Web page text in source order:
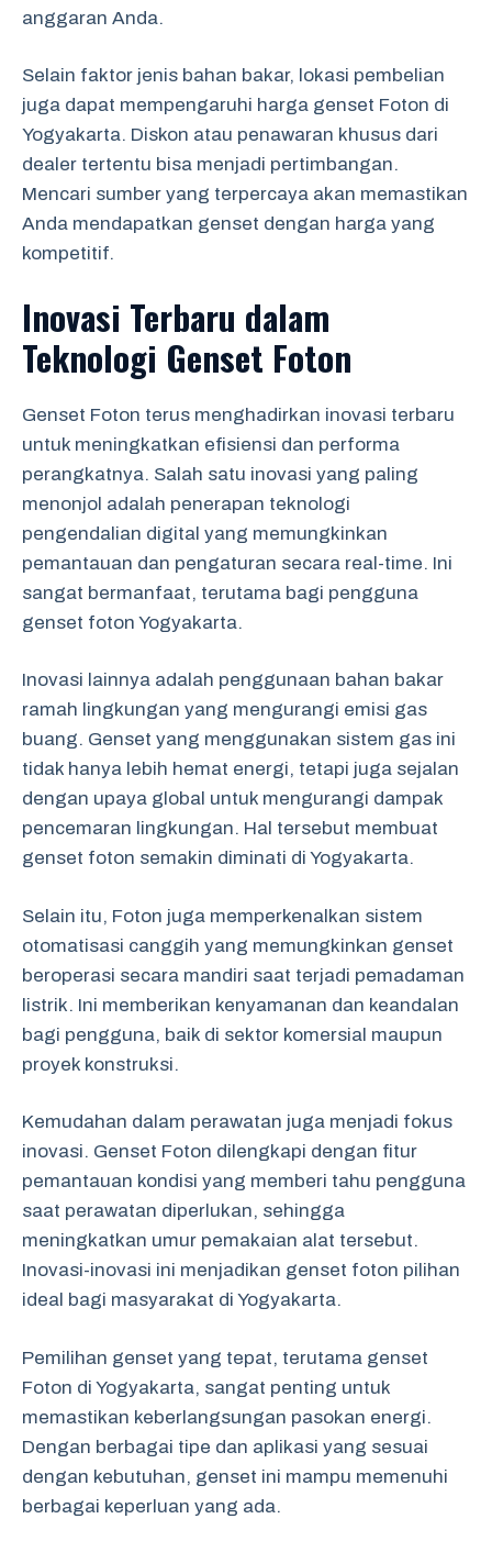
anggaran Anda.
Selain faktor jenis bahan bakar, lokasi pembelian
juga dapat mempengaruhi harga genset Foton di
Yogyakarta. Diskon atau penawaran khusus dari
dealer tertentu bisa menjadi pertimbangan.
Mencari sumber yang terpercaya akan memastikan
Anda mendapatkan genset dengan harga yang
kompetitif.
Inovasi Terbaru dalam
Teknologi Genset Foton
Genset Foton terus menghadirkan inovasi terbaru
untuk meningkatkan efisiensi dan performa
perangkatnya. Salah satu inovasi yang paling
menonjol adalah penerapan teknologi
pengendalian digital yang memungkinkan
pemantauan dan pengaturan secara real-time. Ini
sangat bermanfaat, terutama bagi pengguna
genset foton Yogyakarta.
Inovasi lainnya adalah penggunaan bahan bakar
ramah lingkungan yang mengurangi emisi gas
buang. Genset yang menggunakan sistem gas ini
tidak hanya lebih hemat energi, tetapi juga sejalan
dengan upaya global untuk mengurangi dampak
pencemaran lingkungan. Hal tersebut membuat
genset foton semakin diminati di Yogyakarta.
Selain itu, Foton juga memperkenalkan sistem
otomatisasi canggih yang memungkinkan genset
beroperasi secara mandiri saat terjadi pemadaman
listrik. Ini memberikan kenyamanan dan keandalan
bagi pengguna, baik di sektor komersial maupun
proyek konstruksi.
Kemudahan dalam perawatan juga menjadi fokus
inovasi. Genset Foton dilengkapi dengan fitur
pemantauan kondisi yang memberi tahu pengguna
saat perawatan diperlukan, sehingga
meningkatkan umur pemakaian alat tersebut.
Inovasi-inovasi ini menjadikan genset foton pilihan
ideal bagi masyarakat di Yogyakarta.
Pemilihan genset yang tepat, terutama genset
Foton di Yogyakarta, sangat penting untuk
memastikan keberlangsungan pasokan energi.
Dengan berbagai tipe dan aplikasi yang sesuai
dengan kebutuhan, genset ini mampu memenuhi
berbagai keperluan yang ada.